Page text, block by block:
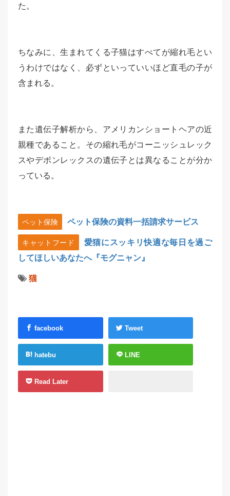
た。
ちなみに、生まれてくる子猫はすべてが縮れ毛とい
うわけではなく、必ずといっていいほど直毛の子が
含まれる。
また遺伝子解析から、アメリカンショートヘアの近
親種であること。その縮れ毛がコーニッシュレック
スやデボンレックスの遺伝子とは異なることが分か
っている。
ペット保険 ペット保険の資料一括請求サービス
キャットフード
愛猫にスッキリ快適な毎日を過ご
してほしいあなたへ『モグニャン』
猫
facebook Tweet
hatebu LINE
Read Later